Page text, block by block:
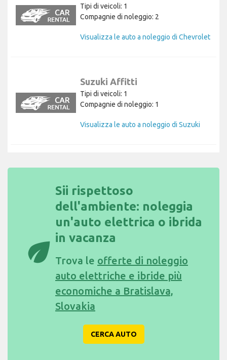
Tipi di veicoli: 1
Compagnie di noleggio: 2
Visualizza le auto a noleggio di Chevrolet
Suzuki Affitti
Tipi di veicoli: 1
Compagnie di noleggio: 1
Visualizza le auto a noleggio di Suzuki
eco
Sii rispettoso
dell'ambiente: noleggia
un'auto elettrica o ibrida
in vacanza
Trova le offerte di noleggio
auto elettriche e ibride più
economiche a Bratislava,
Slovakia
CERCA AUTO